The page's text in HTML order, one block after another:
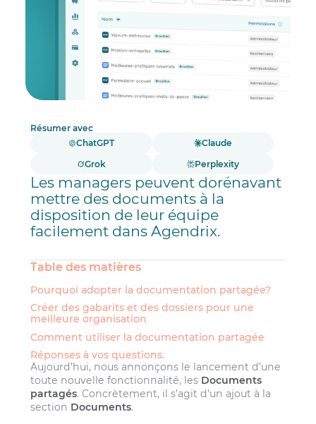
Résumer avec
ChatGPT
Claude
Grok
Perplexity
Les managers peuvent dorénavant
mettre des documents à la
disposition de leur équipe
facilement dans Agendrix.
Table des matières
Pourquoi adopter la documentation partagée?
Créer des gabarits et des dossiers pour une
meilleure organisation
Comment utiliser la documentation partagée
Réponses à vos questions.
Aujourd’hui, nous annonçons le lancement d’une
toute nouvelle fonctionnalité, les Documents
partagés. Concrètement, il s’agit d’un ajout à la
section Documents.